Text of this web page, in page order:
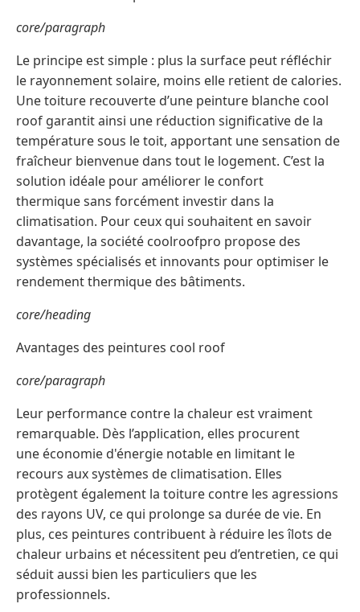
core/paragraph
Le principe est simple : plus la surface peut réfléchir
le rayonnement solaire, moins elle retient de calories.
Une toiture recouverte d’une peinture blanche cool
roof garantit ainsi une réduction significative de la
température sous le toit, apportant une sensation de
fraîcheur bienvenue dans tout le logement. C’est la
solution idéale pour améliorer le confort
thermique sans forcément investir dans la
climatisation. Pour ceux qui souhaitent en savoir
davantage, la société coolroofpro propose des
systèmes spécialisés et innovants pour optimiser le
rendement thermique des bâtiments.
core/heading
Avantages des peintures cool roof
core/paragraph
Leur performance contre la chaleur est vraiment
remarquable. Dès l’application, elles procurent
une économie d'énergie notable en limitant le
recours aux systèmes de climatisation. Elles
protègent également la toiture contre les agressions
des rayons UV, ce qui prolonge sa durée de vie. En
plus, ces peintures contribuent à réduire les îlots de
chaleur urbains et nécessitent peu d’entretien, ce qui
séduit aussi bien les particuliers que les
professionnels.